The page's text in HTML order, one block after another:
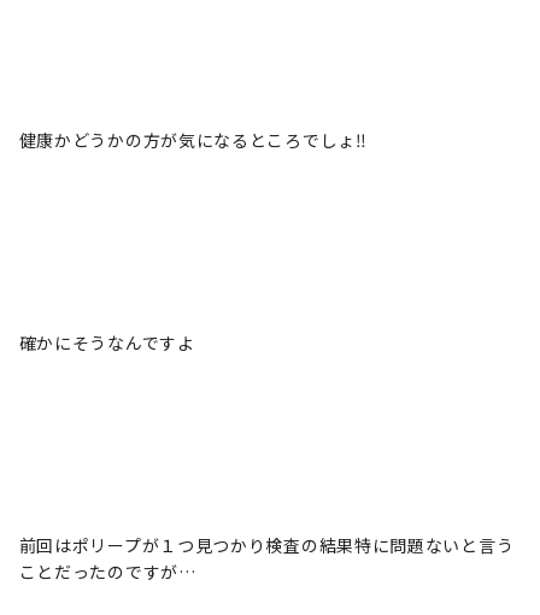
健康かどうかの方が気になるところでしょ‼️
確かにそうなんですよ
前回はポリープが１つ見つかり検査の結果特に問題ないと言う
ことだったのですが…